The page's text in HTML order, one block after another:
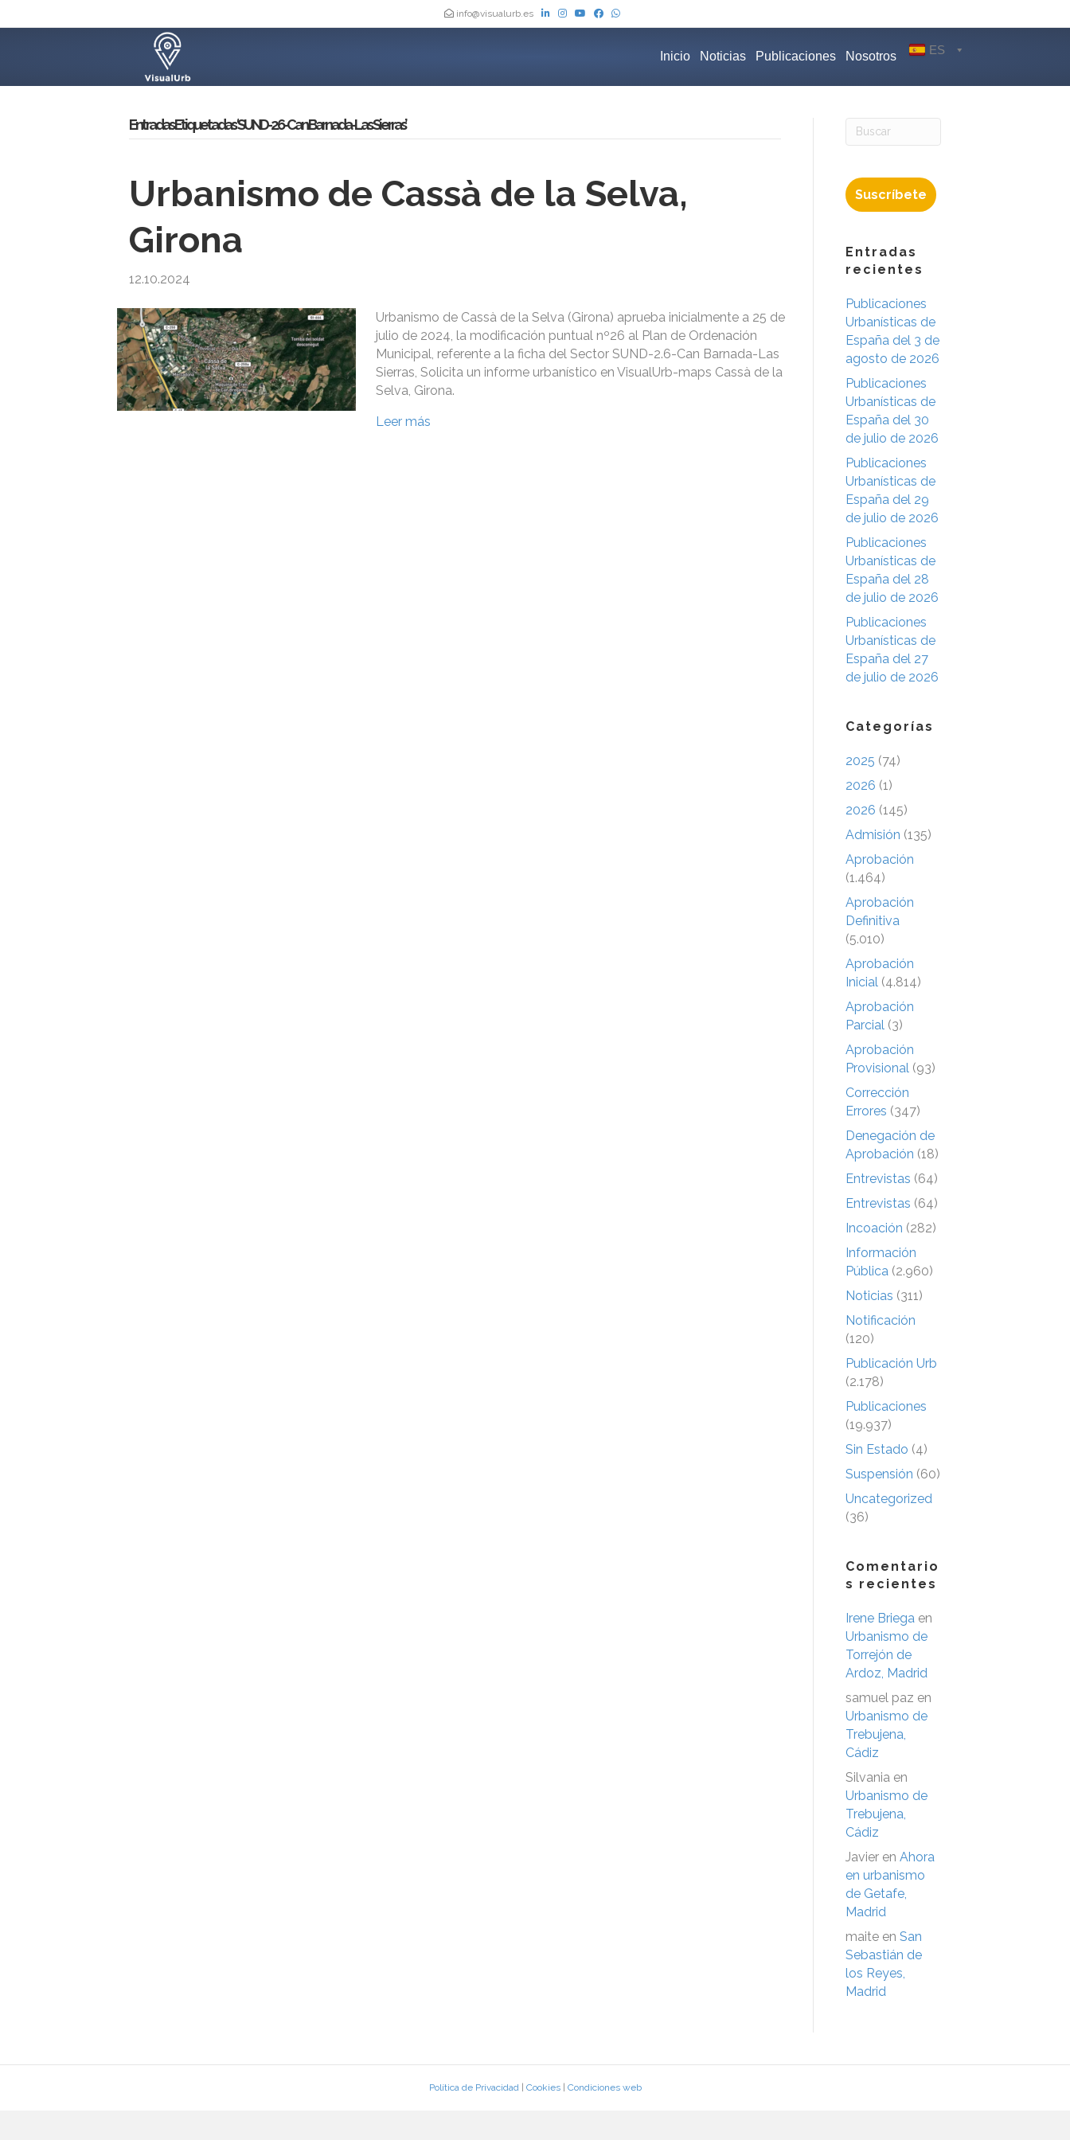
info@visualurb.es
Inicio Noticias Publicaciones Nosotros ES
Entradas Etiquetadas ‘SUND-2.6-Can Barnada-Las Sierras’
Urbanismo de Cassà de la Selva,
Girona
12.10.2024
Urbanismo de Cassà de la Selva (Girona) aprueba inicialmente a 25 de
julio de 2024, la modificación puntual nº26 al Plan de Ordenación
Municipal, referente a la ficha del Sector SUND-2.6-Can Barnada-Las
Sierras, Solicita un informe urbanístico en VisualUrb-maps Cassà de la
Selva, Girona.
Leer más
Suscríbete
Entradas
recientes
Publicaciones
Urbanísticas de
España del 3 de
agosto de 2026
Publicaciones
Urbanísticas de
España del 30
de julio de 2026
Publicaciones
Urbanísticas de
España del 29
de julio de 2026
Publicaciones
Urbanísticas de
España del 28
de julio de 2026
Publicaciones
Urbanísticas de
España del 27
de julio de 2026
Categorías
2025 (74)
2026 (1)
2026 (145)
Admisión (135)
Aprobación
(1.464)
Aprobación
Definitiva
(5.010)
Aprobación
Inicial (4.814)
Aprobación
Parcial (3)
Aprobación
Provisional (93)
Corrección
Errores (347)
Denegación de
Aprobación (18)
Entrevistas (64)
Entrevistas (64)
Incoación (282)
Información
Pública (2.960)
Noticias (311)
Notificación
(120)
Publicación Urb
(2.178)
Publicaciones
(19.937)
Sin Estado (4)
Suspensión (60)
Uncategorized
(36)
Comentario
s recientes
Irene Briega en
Urbanismo de
Torrejón de
Ardoz, Madrid
samuel paz en
Urbanismo de
Trebujena,
Cádiz
Silvania en
Urbanismo de
Trebujena,
Cádiz
Javier en Ahora
en urbanismo
de Getafe,
Madrid
maite en San
Sebastián de
los Reyes,
Madrid
Política de Privacidad| Cookies| Condiciones web